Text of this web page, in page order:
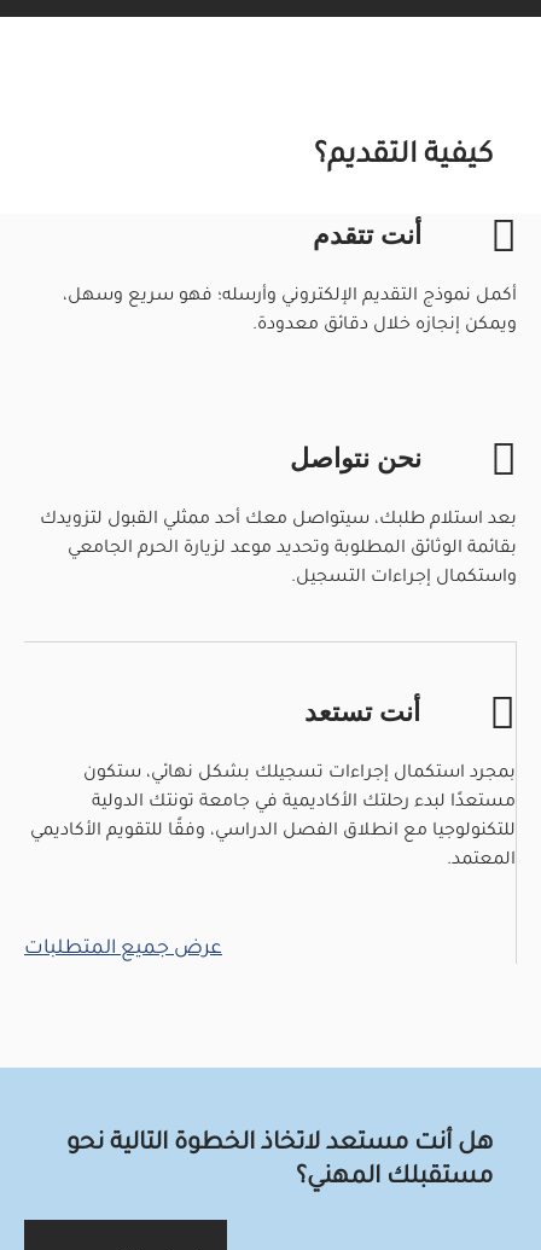
كيفية التقديم؟
أنت تتقدم
أكمل نموذج التقديم الإلكتروني وأرسله؛ فهو سريع وسهل،
ويمكن إنجازه خلال دقائق معدودة.
نحن نتواصل
بعد استلام طلبك، سيتواصل معك أحد ممثلي القبول لتزويدك
بقائمة الوثائق المطلوبة وتحديد موعد لزيارة الحرم الجامعي
واستكمال إجراءات التسجيل.
أنت تستعد
بمجرد استكمال إجراءات تسجيلك بشكل نهائي، ستكون
مستعدًا لبدء رحلتك الأكاديمية في جامعة تونتك الدولية
للتكنولوجيا مع انطلاق الفصل الدراسي، وفقًا للتقويم الأكاديمي
المعتمد.
عرض جميع المتطلبات
هل أنت مستعد لاتخاذ الخطوة التالية نحو
مستقبلك المهني؟